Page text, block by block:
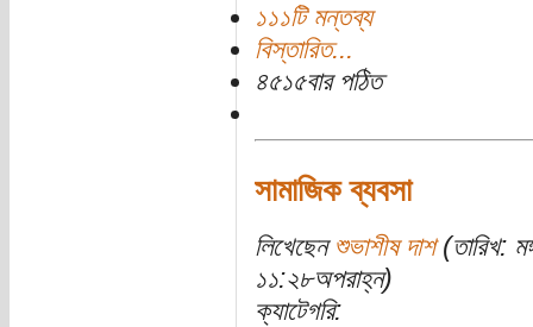
১১১টি মন্তব্য
বিস্তারিত...
৪৫১৫বার পঠিত
সামাজিক ব্যবসা
লিখেছেন শুভাশীষ দাশ(তারিখ:
১১:২৮অপরাহ্ন)
ক্যাটেগরি: